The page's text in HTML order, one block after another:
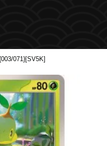
071}[SV5K]